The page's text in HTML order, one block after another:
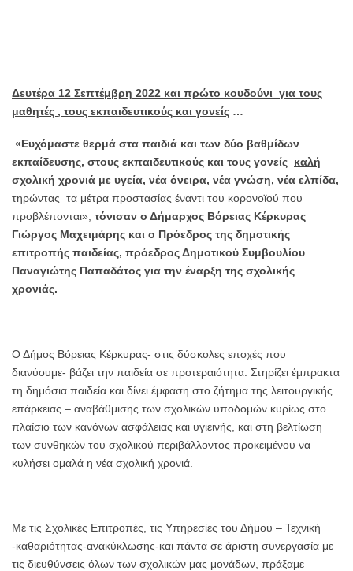
Δευτέρα 12 Σεπτέμβρη 2022 και πρώτο κουδούνι για τους
μαθητές , τους εκπαιδευτικούς και γονείς …
«Ευχόμαστε θερμά στα παιδιά και των δύο βαθμίδων
εκπαίδευσης, στους εκπαιδευτικούς και τους γονείς καλή
σχολική χρονιά με υγεία, νέα όνειρα, νέα γνώση, νέα ελπίδα,
τηρώντας τα μέτρα προστασίας έναντι του κορονοϊού που
προβλέπονται», τόνισαν ο Δήμαρχος Βόρειας Κέρκυρας
Γιώργος Μαχειμάρης και ο Πρόεδρος της δημοτικής
επιτροπής παιδείας, πρόεδρος Δημοτικού Συμβουλίου
Παναγιώτης Παπαδάτος για την έναρξη της σχολικής
χρονιάς.
Ο Δήμος Βόρειας Κέρκυρας- στις δύσκολες εποχές που
διανύουμε- βάζει την παιδεία σε προτεραιότητα. Στηρίζει έμπρακτα
τη δημόσια παιδεία και δίνει έμφαση στο ζήτημα της λειτουργικής
επάρκειας – αναβάθμισης των σχολικών υποδομών κυρίως στο
πλαίσιο των κανόνων ασφάλειας και υγιεινής, και στη βελτίωση
των συνθηκών του σχολικού περιβάλλοντος προκειμένου να
κυλήσει ομαλά η νέα σχολική χρονιά.
Με τις Σχολικές Επιτροπές, τις Υπηρεσίες του Δήμου – Τεχνική
-καθαριότητας-ανακύκλωσης-και πάντα σε άριστη συνεργασία με
τις διευθύνσεις όλων των σχολικών μας μονάδων, πράξαμε